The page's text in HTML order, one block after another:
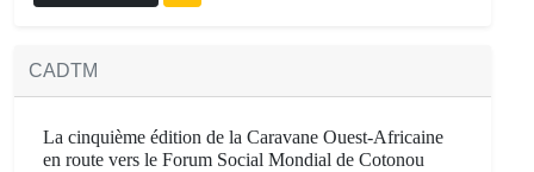
CADTM
La cinquième édition de la Caravane Ouest-Africaine
en route vers le Forum Social Mondial de Cotonou